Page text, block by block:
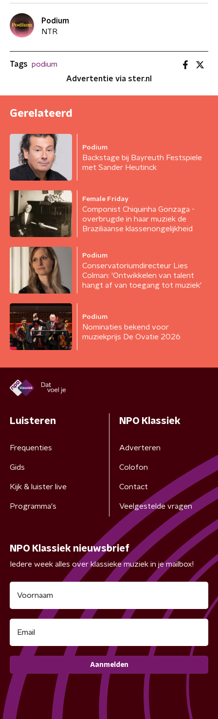
Podium
NTR
Tags podium
Advertentie via ster.nl
Gerelateerd
Podium
Backstage bij Bayreuth Festspiele
met Sander Heutinck
Female Friday
Componist Chiquinha Gonzaga -
overbrugde in haar muziek de
Braziliaanse klassenongelijkheid
Podium
Conservatoriumdirecteur Lies
Colman: 'Ontwikkelen van talent
hangt af van toegang tot muziek'
Podium
Nominaties bekend voor
muziekprijs De Ovatie 2026
Luisteren
Frequenties
Gids
Kijk & luister live
Programma's
NPO Klassiek
Adverteren
Colofon
Contact
Veelgestelde vragen
NPO Klassiek nieuwsbrief
Iedere week alles over klassieke muziek in je mailbox!
Aanmelden